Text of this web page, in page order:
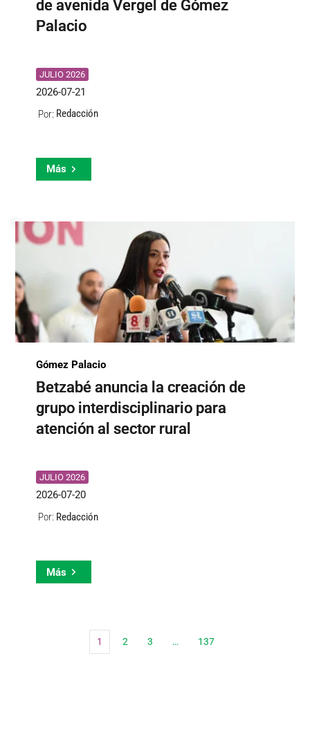
de avenida Vergel de Gómez
Palacio
JULIO 2026
2026-07-21
Por: Redacción
Más
Gómez Palacio
Betzabé anuncia la creación de
grupo interdisciplinario para
atención al sector rural
JULIO 2026
2026-07-20
Por: Redacción
Más
1 2 3 … 137